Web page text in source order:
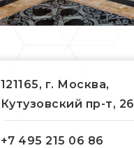
121165, г. Москва,
Кутузовский пр-т, 26
+7 495 215 06 86